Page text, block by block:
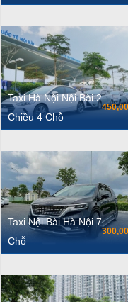
Taxi Hà Nội Nội Bài 2
Chiều 4 Chỗ
Taxi Nội Bài Hà Nội 7
Chỗ